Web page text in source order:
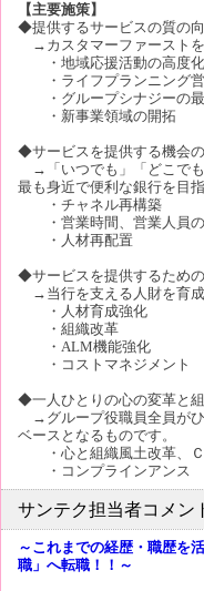
【主要施策】
◆提供するサービスの質の
→カスタマーファーストを
・地域応援活動の高度化
・ライフプランニング営
・グループシナジーの
・新事業領域の開拓
◆サービスを提供する機会
→「いつでも」「どこでも
最も身近で便利な銀行を目指
・チャネル再構築
・営業時間、営業人員の
・人材再配置
◆サービスを提供するため
→当行を支える人財を育成
・人材育成強化
・組織改革
・ALM機能強化
・コストマネジメント
◆一人ひとりの心の変革と
→グループ役職員全員がひ
ベースとなるものです。
・心と組織風土改革、Ｃ
・コンプラインアンス
サンテク担当者コメン
～これまでの経歴・職歴を
職」へ転職！！～